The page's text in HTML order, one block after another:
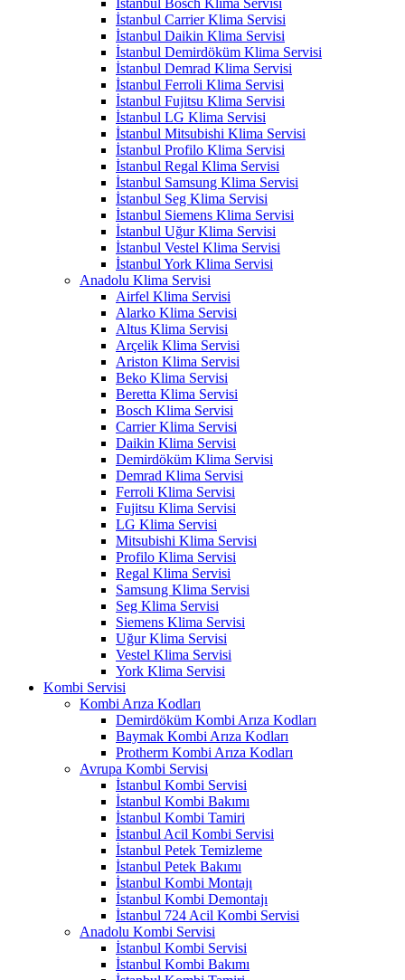
İstanbul Carrier Klima Servisi
İstanbul Daikin Klima Servisi
İstanbul Demirdöküm Klima Servisi
İstanbul Demrad Klima Servisi
İstanbul Ferroli Klima Servisi
İstanbul Fujitsu Klima Servisi
İstanbul LG Klima Servisi
İstanbul Mitsubishi Klima Servisi
İstanbul Profilo Klima Servisi
İstanbul Regal Klima Servisi
İstanbul Samsung Klima Servisi
İstanbul Seg Klima Servisi
İstanbul Siemens Klima Servisi
İstanbul Uğur Klima Servisi
İstanbul Vestel Klima Servisi
İstanbul York Klima Servisi
Anadolu Klima Servisi
Airfel Klima Servisi
Alarko Klima Servisi
Altus Klima Servisi
Arçelik Klima Servisi
Ariston Klima Servisi
Beko Klima Servisi
Beretta Klima Servisi
Bosch Klima Servisi
Carrier Klima Servisi
Daikin Klima Servisi
Demirdöküm Klima Servisi
Demrad Klima Servisi
Ferroli Klima Servisi
Fujitsu Klima Servisi
LG Klima Servisi
Mitsubishi Klima Servisi
Profilo Klima Servisi
Regal Klima Servisi
Samsung Klima Servisi
Seg Klima Servisi
Siemens Klima Servisi
Uğur Klima Servisi
Vestel Klima Servisi
York Klima Servisi
Kombi Servisi
Kombi Arıza Kodları
Demirdöküm Kombi Arıza Kodları
Baymak Kombi Arıza Kodları
Protherm Kombi Arıza Kodları
Avrupa Kombi Servisi
İstanbul Kombi Servisi
İstanbul Kombi Bakımı
İstanbul Kombi Tamiri
İstanbul Acil Kombi Servisi
İstanbul Petek Temizleme
İstanbul Petek Bakımı
İstanbul Kombi Montajı
İstanbul Kombi Demontajı
İstanbul 724 Acil Kombi Servisi
Anadolu Kombi Servisi
İstanbul Kombi Servisi
İstanbul Kombi Bakımı